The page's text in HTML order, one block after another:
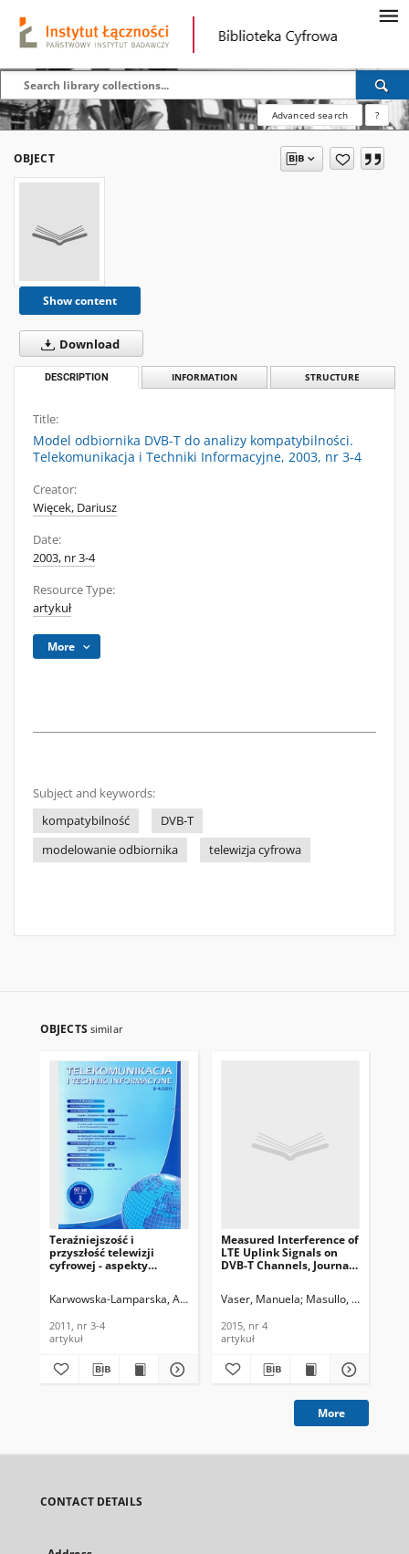
Advanced search ?
OBJECT
Show content
Download
DESCRIPTION INFORMATION STRUCTURE
Title:
Model odbiornika DVB-T do analizy kompatybilności.
Telekomunikacja i Techniki Informacyjne, 2003, nr 3-4
Creator:
Więcek, Dariusz
Date:
2003, nr 3-4
Resource Type:
artykuł
More
Subject and keywords:
kompatybilność
DVB-T
modelowanie odbiornika
telewizja cyfrowa
OBJECTS similar
Teraźniejszość i
przyszłość telewizji
cyfrowej - aspekty
Techniki Informacyjne,
Karwowska-Lamparska, Alina
2011, nr 3-4
artykuł
Measured Interference of
LTE Uplink Signals on
DVB-T Channels, Journal
Technology, 2015, nr 4
Vaser, Manuela Masullo, Pier
2015, nr 4
artykuł
More
CONTACT DETAILS